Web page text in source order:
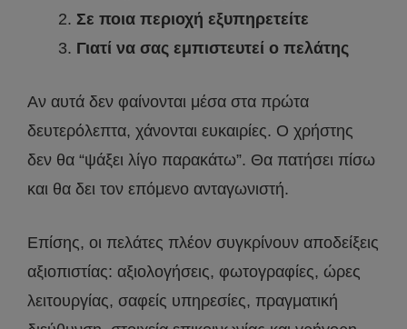
Σε ποια περιοχή εξυπηρετείτε
Γιατί να σας εμπιστευτεί ο πελάτης
Αν αυτά δεν φαίνονται μέσα στα πρώτα
δευτερόλεπτα, χάνονται ευκαιρίες. Ο χρήστης
δεν θα “ψάξει λίγο παρακάτω”. Θα πατήσει πίσω
και θα δει τον επόμενο ανταγωνιστή.
Επίσης, οι πελάτες πλέον συγκρίνουν αποδείξεις
αξιοπιστίας: αξιολογήσεις, φωτογραφίες, ώρες
λειτουργίας, σαφείς υπηρεσίες, πραγματική